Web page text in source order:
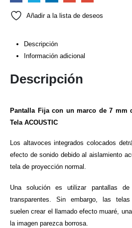
Añadir a la lista de deseos
Descripción
Información adicional
Descripción
Pantalla Fija con un marco de 7 mm
Tela ACOUSTIC
Los altavoces integrados colocados
efecto de sonido debido al aislamiento
tela de proyección normal.
Una solución es utilizar pantallas de
transparentes. Sin embargo, las telas
suelen crear el llamado efecto muaré,
la imagen parezca borrosa.